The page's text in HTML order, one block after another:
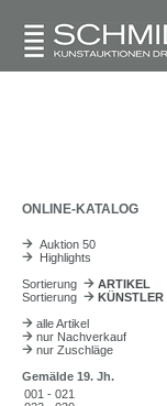
ONLINE-KATALOG
Auktion 50
Highlights
Sortierung
ARTIKEL
Sortierung
KÜNSTLER
alle Artikel
nur Nachverkauf
nur Zuschläge
Gemälde 19. Jh.
001 - 021